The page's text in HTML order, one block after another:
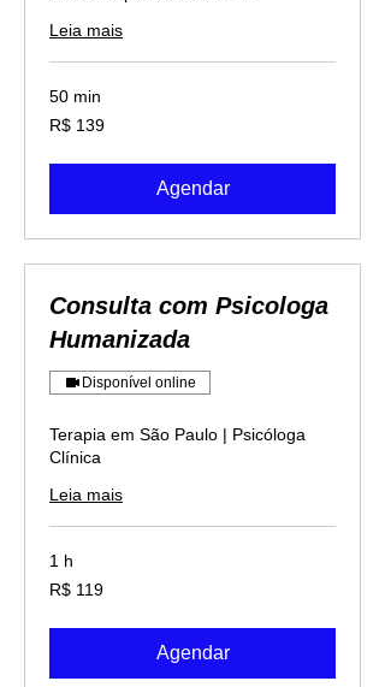
Leia mais
50 min
139
Reais
R$ 139
Agendar
Consulta com Psicologa
Humanizada
Disponível online
Terapia em São Paulo | Psicóloga
Clínica
Leia mais
1 h
119
Reais
R$ 119
Agendar